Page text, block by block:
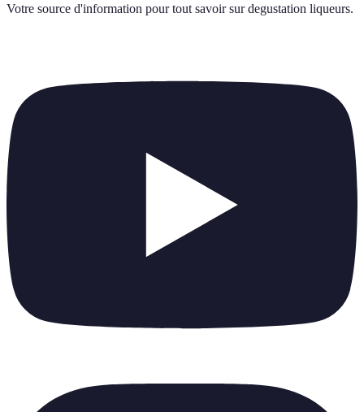
Votre source d'information pour tout savoir sur degustation liqueurs.